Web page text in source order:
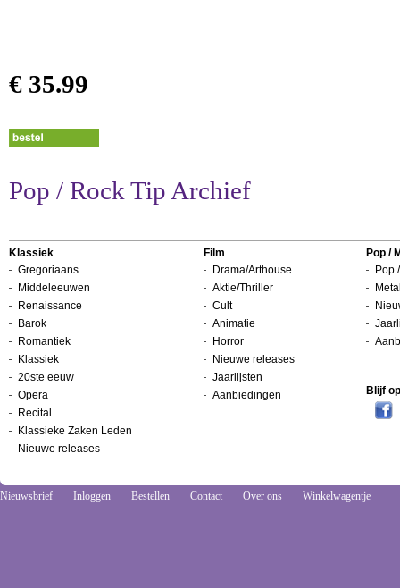
€ 35.99
Pop / Rock Tip Archief
Klassiek
Gregoriaans
Middeleeuwen
Renaissance
Barok
Romantiek
Klassiek
20ste eeuw
Opera
Recital
Klassieke Zaken Leden
Nieuwe releases
Film
Drama/Arthouse
Aktie/Thriller
Cult
Animatie
Horror
Nieuwe releases
Jaarlijsten
Aanbiedingen
Pop /
Pop
Blijf
Nieuwsbrief Inloggen Bestellen Contact Over ons Winkelwagentje